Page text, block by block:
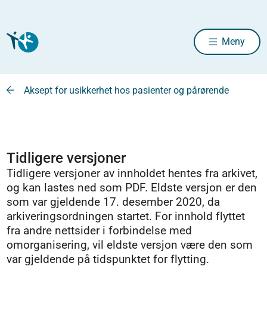
Meny
Aksept for usikkerhet hos pasienter og pårørende
Tidligere versjoner
Tidligere versjoner av innholdet hentes fra arkivet,
og kan lastes ned som PDF. Eldste versjon er den
som var gjeldende 17. desember 2020, da
arkiveringsordningen startet. For innhold flyttet
fra andre nettsider i forbindelse med
omorganisering, vil eldste versjon være den som
var gjeldende på tidspunktet for flytting.